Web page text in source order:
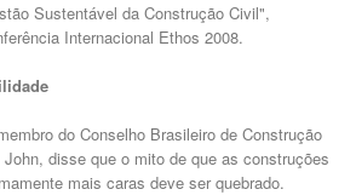
Sustentável da Construção Civil",
Internacional Ethos 2008.
do Conselho Brasileiro de Construção
disse que o mito de que as construções
mais caras deve ser quebrado.